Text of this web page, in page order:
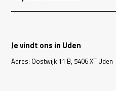
Je vindt ons in Uden
Adres: Oostwijk 11 B, 5406 XT Uden